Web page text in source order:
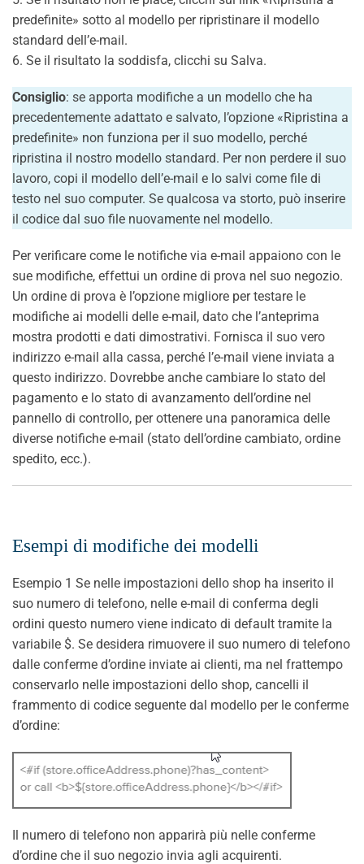
predefinite» sotto al modello per ripristinare il modello
standard dell’e-mail.
6. Se il risultato la soddisfa, clicchi su Salva.
Consiglio: se apporta modifiche a un modello che ha
precedentemente adattato e salvato, l’opzione «Ripristina a
predefinite» non funziona per il suo modello, perché
ripristina il nostro modello standard. Per non perdere il suo
lavoro, copi il modello dell’e-mail e lo salvi come file di
testo nel suo computer. Se qualcosa va storto, può inserire
il codice dal suo file nuovamente nel modello.
Per verificare come le notifiche via e-mail appaiono con le
sue modifiche, effettui un ordine di prova nel suo negozio.
Un ordine di prova è l’opzione migliore per testare le
modifiche ai modelli delle e-mail, dato che l’anteprima
mostra prodotti e dati dimostrativi. Fornisca il suo vero
indirizzo e-mail alla cassa, perché l’e-mail viene inviata a
questo indirizzo. Dovrebbe anche cambiare lo stato del
pagamento e lo stato di avanzamento dell’ordine nel
pannello di controllo, per ottenere una panoramica delle
diverse notifiche e-mail (stato dell’ordine cambiato, ordine
spedito, ecc.).
Esempi di modifiche dei modelli
Esempio 1 Se nelle impostazioni dello shop ha inserito il
suo numero di telefono, nelle e-mail di conferma degli
ordini questo numero viene indicato di default tramite la
variabile $. Se desidera rimuovere il suo numero di telefono
dalle conferme d’ordine inviate ai clienti, ma nel frattempo
conservarlo nelle impostazioni dello shop, cancelli il
frammento di codice seguente dal modello per le conferme
d’ordine:
Il numero di telefono non apparirà più nelle conferme
d’ordine che il suo negozio invia agli acquirenti.